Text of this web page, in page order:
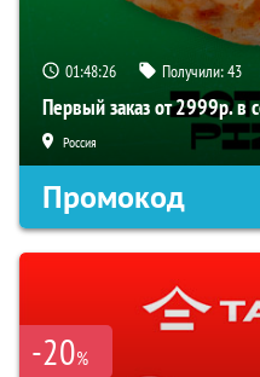
01:48:26 Получили:43
Первый заказ от 2999р. в
Россия
Промокод
-20%